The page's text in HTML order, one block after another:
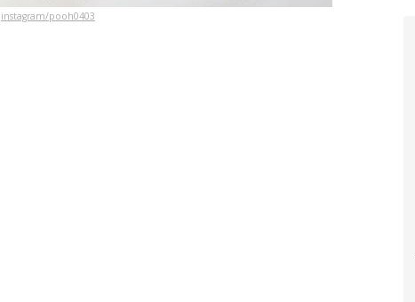
instagram/pooh0403